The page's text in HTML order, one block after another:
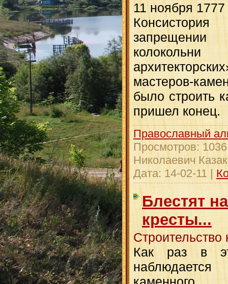
11 ноября
мастеров-
было строить
пришел конец.
Православный
Просмотров: 1036
Николаевич
Дата: 14-02-11 |
Блестят
кресты...
Как раз в